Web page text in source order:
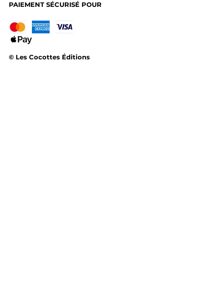
© Les Cocottes Éditions
PAIEMENT SÉCURISÉ POUR